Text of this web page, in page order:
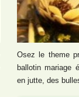
Osez le theme
ballotin mariage
en jutte, des